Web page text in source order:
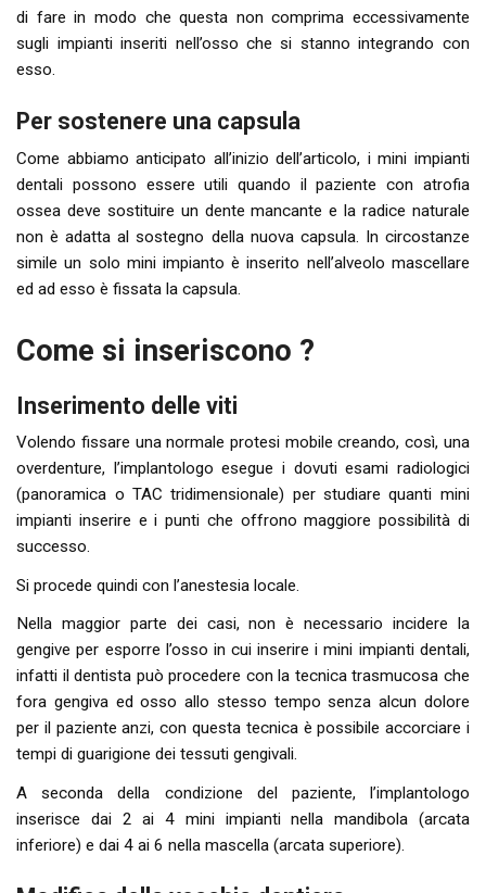
di fare in modo che questa non comprima eccessivamente
sugli impianti inseriti nell’osso che si stanno integrando con
esso.
Per sostenere una capsula
Come abbiamo anticipato all’inizio dell’articolo, i mini impianti
dentali possono essere utili quando il paziente con atrofia
ossea deve sostituire un dente mancante e la radice naturale
non è adatta al sostegno della nuova capsula. In circostanze
simile un solo mini impianto è inserito nell’alveolo mascellare
ed ad esso è fissata la capsula.
Come si inseriscono ?
Inserimento delle viti
Volendo fissare una normale protesi mobile creando, così, una
overdenture, l’implantologo esegue i dovuti esami radiologici
(panoramica o TAC tridimensionale) per studiare quanti mini
impianti inserire e i punti che offrono maggiore possibilità di
successo.
Si procede quindi con l’anestesia locale.
Nella maggior parte dei casi, non è necessario incidere la
gengive per esporre l’osso in cui inserire i mini impianti dentali,
infatti il dentista può procedere con la tecnica trasmucosa che
fora gengiva ed osso allo stesso tempo senza alcun dolore
per il paziente anzi, con questa tecnica è possibile accorciare i
tempi di guarigione dei tessuti gengivali.
A seconda della condizione del paziente, l’implantologo
inserisce dai 2 ai 4 mini impianti nella mandibola (arcata
inferiore) e dai 4 ai 6 nella mascella (arcata superiore).